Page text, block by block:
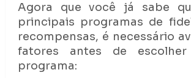
Agora que você já sabe
principais programas de
recompensas, é necessário
fatores antes de
programa: